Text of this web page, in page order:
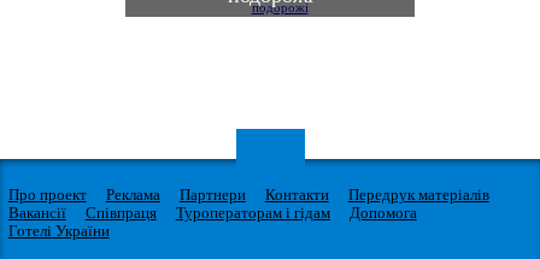
Про проект Реклама Партнери Контакти
Передрук матеріалів
Вакансії
Співпраця Туроператорам і гідам
Допомога
Готелі України